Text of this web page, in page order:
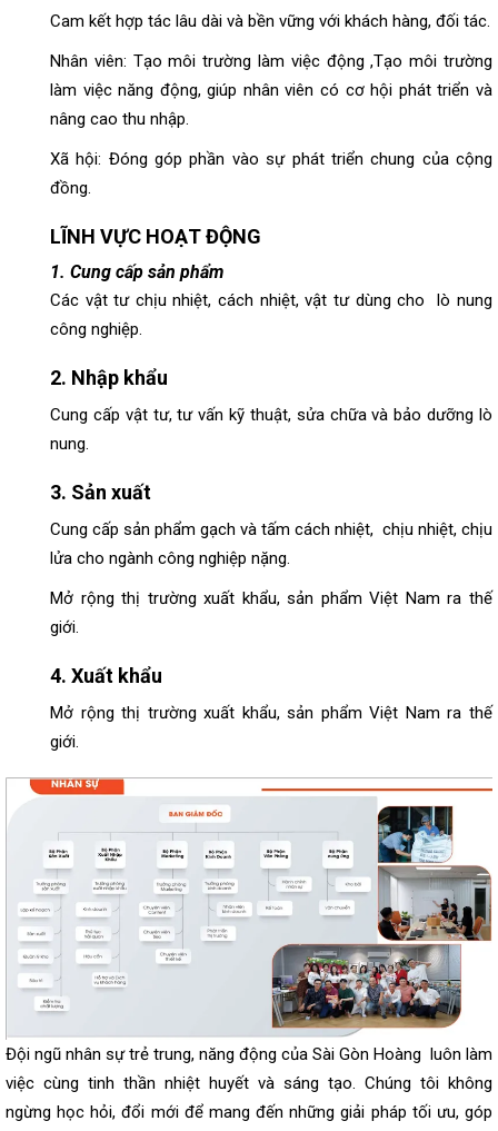
Cam kết hợp tác lâu dài và bền vững với khách hàng, đối tác.
Nhân viên: Tạo môi trường làm việc động ,​Tạo môi trường
làm việc năng động, giúp nhân viên có cơ hội phát triển và
nâng cao thu nhập.
Xã hội: Đóng góp phần vào sự phát triển chung của cộng
đồng.
LĨNH VỰC HOẠT ĐỘNG
1. Cung cấp sản phẩm
Các vật tư chịu nhiệt, cách nhiệt, vật tư dùng cho lò nung
công nghiệp.
2. Nhập khẩu
Cung cấp vật tư, tư vấn kỹ thuật, sửa chữa và bảo dưỡng lò
nung.
3. Sản xuất
Cung cấp sản phẩm gạch và tấm cách nhiệt, chịu nhiệt, chịu
lửa cho ngành công nghiệp nặng.
Mở rộng thị trường xuất khẩu, sản phẩm Việt Nam ra thế
giới.
4. Xuất khẩu
Mở rộng thị trường xuất khẩu, sản phẩm Việt Nam ra thế
giới.
Đội ngũ nhân sự trẻ trung, năng động của Sài Gòn Hoàng luôn làm
việc cùng tinh thần nhiệt huyết và sáng tạo. Chúng tôi không
ngừng học hỏi, đổi mới để mang đến những giải pháp tối ưu, góp